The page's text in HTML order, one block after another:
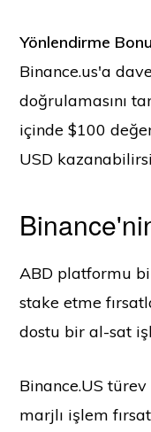
Yönlendirme
Binance.us'a
doğrulamasını
içinde $100
USD
ABD platformu
stake etme
dostu bir al-sat
Binance.US
marjlı işlem